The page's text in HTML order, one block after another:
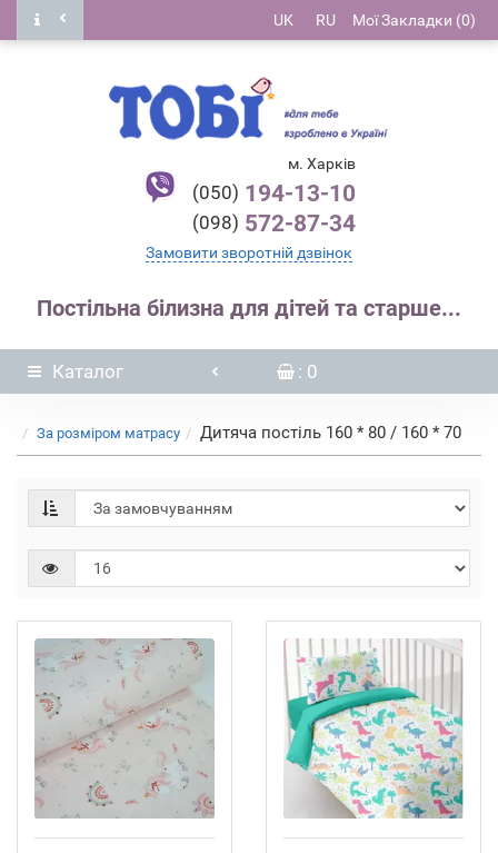
RU
UK Мої Закладки (0)
м. Харків
(050) 194-13-10
(098) 572-87-34
Замовити зворотній дзвінок
Постільна білизна для дітей та старше...
Каталог : 0
За розміром матрасу Дитяча постіль 160 * 80 / 160 * 70